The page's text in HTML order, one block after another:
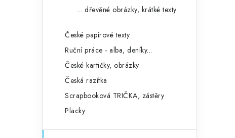
... dřevěné obrázky, krátké texty
České papírové texty
Ruční práce - alba, deníky...
České kartičky, obrázky
Česká razítka
Scrapbooková TRIČKA, zástěry
Placky